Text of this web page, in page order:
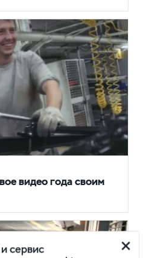
видео года своим
сервис